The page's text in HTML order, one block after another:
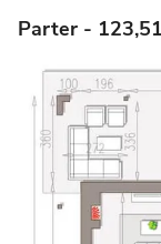
Parter -